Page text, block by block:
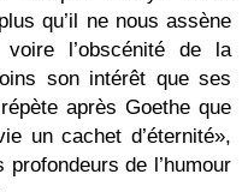
qu’il ne nous assène
l’obscénité de la
son intérêt que ses
après Goethe que
un cachet d’éternité»,
de l’humour